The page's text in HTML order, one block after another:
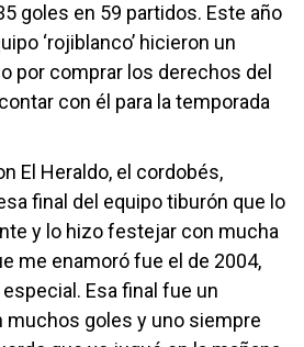
goles en 59 partidos. Este año
‘rojiblanco’ hicieron un
por comprar los derechos del
con él para la temporada
El Heraldo, el cordobés,
final del equipo tiburón que lo
y lo hizo festejar con mucha
me enamoró fue el de 2004,
Esa final fue un
muchos goles y uno siempre